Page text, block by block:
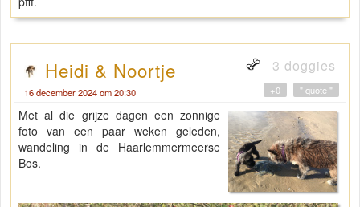
Heidi & Noortje 3 doggies
16 december 2024 om 20:30 " quote "
+0
Met al die grijze dagen een zonnige
foto van een paar weken geleden,
wandeling in de Haarlemmermeerse
Bos.